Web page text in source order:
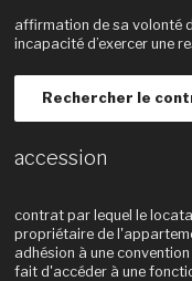
affirmation de sa volonté
incapacité d’exercer une
Rechercher le
accession
contrat par lequel le
propriétaire de
adhésion à une
fait d'accéder à une